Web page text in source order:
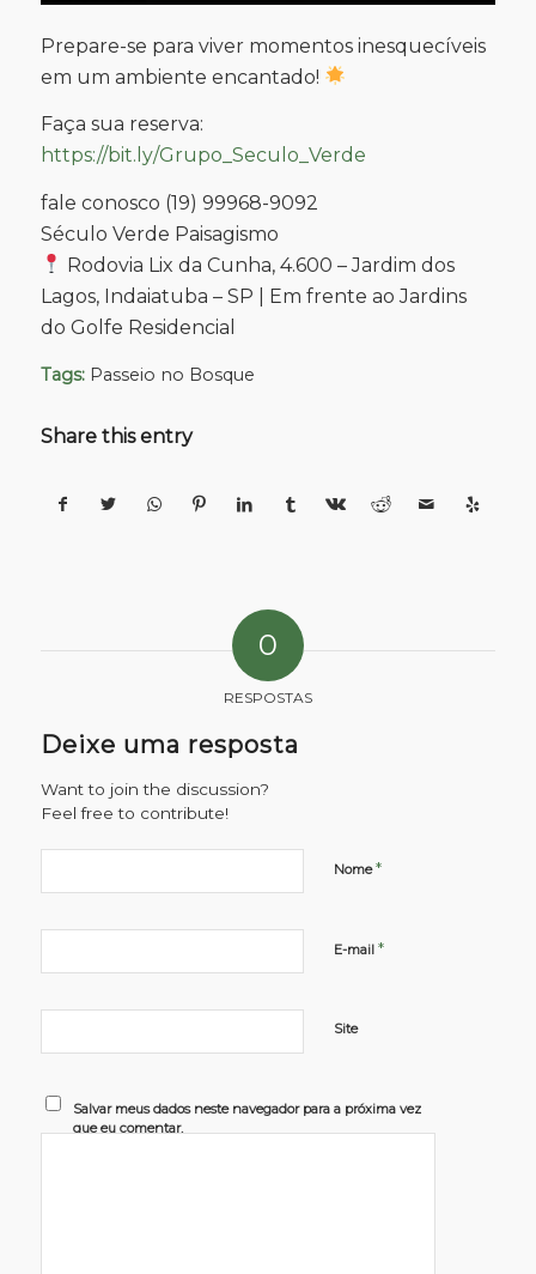
Prepare-se para viver momentos inesquecíveis
em um ambiente encantado!
Faça sua reserva:
https://bit.ly/Grupo_Seculo_Verde
fale conosco (19) 99968-9092
Século Verde Paisagismo
Rodovia Lix da Cunha, 4.600 – Jardim dos
Lagos, Indaiatuba – SP | Em frente ao Jardins
do Golfe Residencial
Tags: Passeio no Bosque
Share this entry
0
RESPOSTAS
Deixe uma resposta
Want to join the discussion?
Feel free to contribute!
Nome*
E-mail *
Site
Salvar meus dados neste navegador para a próxima vez
que eu comentar.